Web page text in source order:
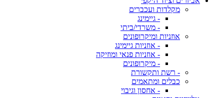
מקלדות ועכברים
- גיימינג
- משרדי/ביתי
אוזניות ומיקרופונים
- אוזניות גיימינג
- אוזניות פנאי ומוזיקה
- מיקרופונים
- רשת ותקשורת
כבלים ומתאמים
- אחסון וגיבוי